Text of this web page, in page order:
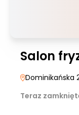
Salon
Dominikańska
Teraz